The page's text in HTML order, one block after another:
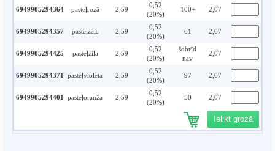
6949905294364 pasteļrozā 2,59
0,52
(20%)
100+ 2,07
6949905294357 pasteļzaļa 2,59
0,52
(20%)
61 2,07
6949905294425 pasteļzila 2,59
0,52
(20%)
šobrīd
nav
2,07
6949905294371 pasteļvioleta 2,59
0,52
(20%)
97 2,07
6949905294401 pasteļoranža 2,59
0,52
(20%)
50 2,07
Ielikt grozā